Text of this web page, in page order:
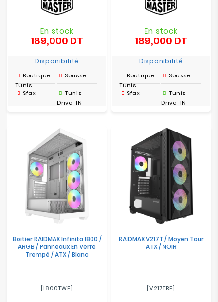
En stock
189,000 DT
Disponibilité
Boutique
Tunis
Sousse
Sfax
Tunis
Drive-IN
En stock
189,000 DT
Disponibilité
Boutique
Tunis
Sousse
Sfax
Tunis
Drive-IN
Boitier RAIDMAX Infinita I800 /
ARGB / Panneaux En Verre
Trempé / ATX / Blanc
[I800TWF]
RAIDMAX V217T / Moyen Tour
ATX / NOIR
[V217TBF]